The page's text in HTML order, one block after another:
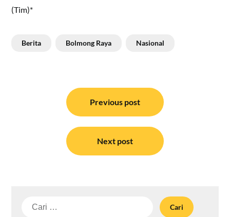
(Tim)*
Berita Bolmong Raya Nasional
Previous post
Next post
Cari